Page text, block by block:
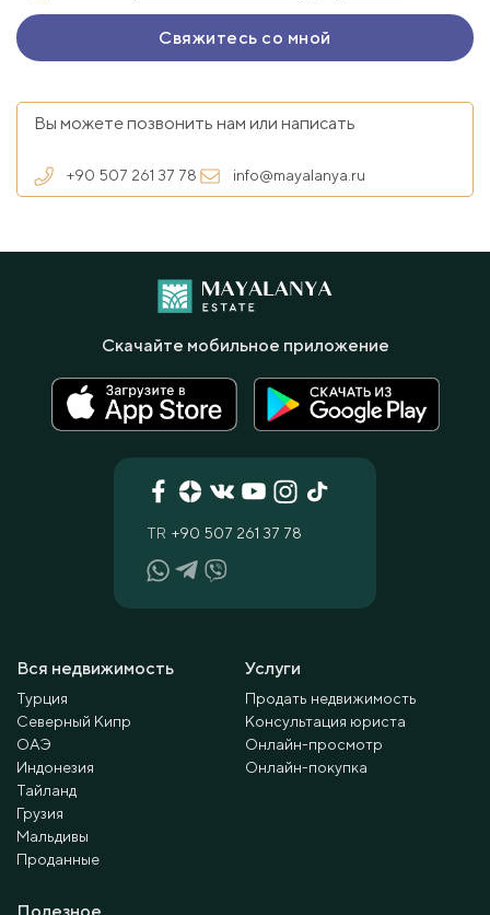
Вы можете позвонить нам или написать
+90 507 261 37 78 info@mayalanya.ru
Вся недвижимость
Турция
Северный Кипр
ОАЭ
Индонезия
Тайланд
Грузия
Мальдивы
Проданные
Услуги
Продать недвижимость
Консультация юриста
Онлайн-просмотр
Онлайн-покупка
TR +90 507 261 37 78
Скачайте мобильное приложение